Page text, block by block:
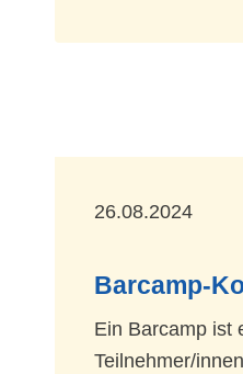
26.08.2024
Barcamp-
Ein Barcamp ist
Teilnehmer/